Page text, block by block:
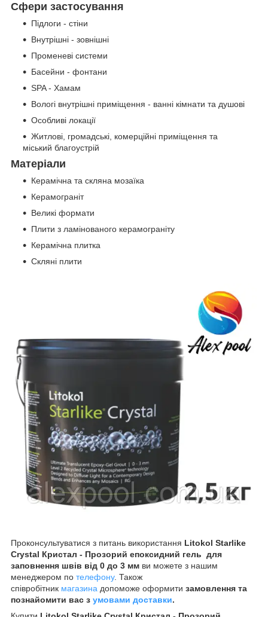
Сфери застосування
Підлоги - стіни
Внутрішні - зовнішні
Променеві системи
Басейни - фонтани
SPA - Хамам
Вологі внутрішні приміщення - ванні кімнати та душові
Особливі локації
Житлові, громадські, комерційні приміщення та
міський благоустрій
Матеріали
Керамічна та скляна мозаїка
Керамограніт
Великі формати
Плити з ламінованого керамограніту
Керамічна плитка
Скляні плити
Проконсультуватися з питань використання Litokol Starlike
Crystal Кристал - Прозорий епоксидний гель для
заповнення швів від 0 до 3 мм ви можете з нашим
менеджером по телефону. Також
співробітник магазина допоможе оформити замовлення та
познайомити вас з умовами доставки.